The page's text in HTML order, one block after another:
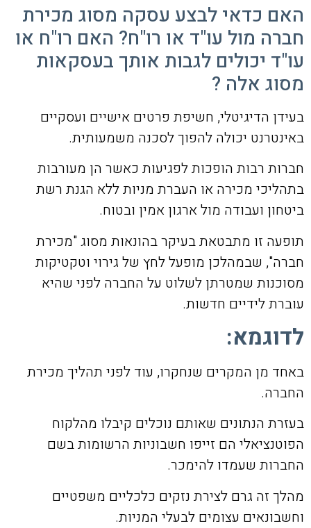
האם כדאי לבצע עסקה מסוג מכירת
חברה מול עו"ד או רו"ח? האם רו"ח או
עו"ד יכולים לגבות אותך בעסקאות
מסוג אלה ?
בעידן הדיגיטלי, חשיפת פרטים אישיים ועסקיים
באינטרנט יכולה להפוך לסכנה משמעותית.
חברות רבות הופכות לפגיעות כאשר הן מעורבות
בתהליכי מכירה או העברת מניות ללא הגנת רשת
ביטחון ועבודה מול ארגון אמין ובטוח.
תופעה זו מתבטאת בעיקר בהונאות מסוג "מכירת
חברה", שבמהלכן מופעל לחץ של גירוי וטקטיקות
מסוכנות שמטרתן לשלוט על החברה לפני שהיא
עוברת לידיים חדשות.
לדוגמא:
באחד מן המקרים שנחקרו, עוד לפני תהליך מכירת
החברה.
בעזרת הנתונים שאותם נוכלים קיבלו מהלקוח
הפוטנציאלי הם זייפו חשבוניות הרשומות בשם
החברות שעמדו להימכר.
מהלך זה גרם לצירת נזקים כלכליים משפטיים
וחשבונאים עצומים לבעלי המניות.